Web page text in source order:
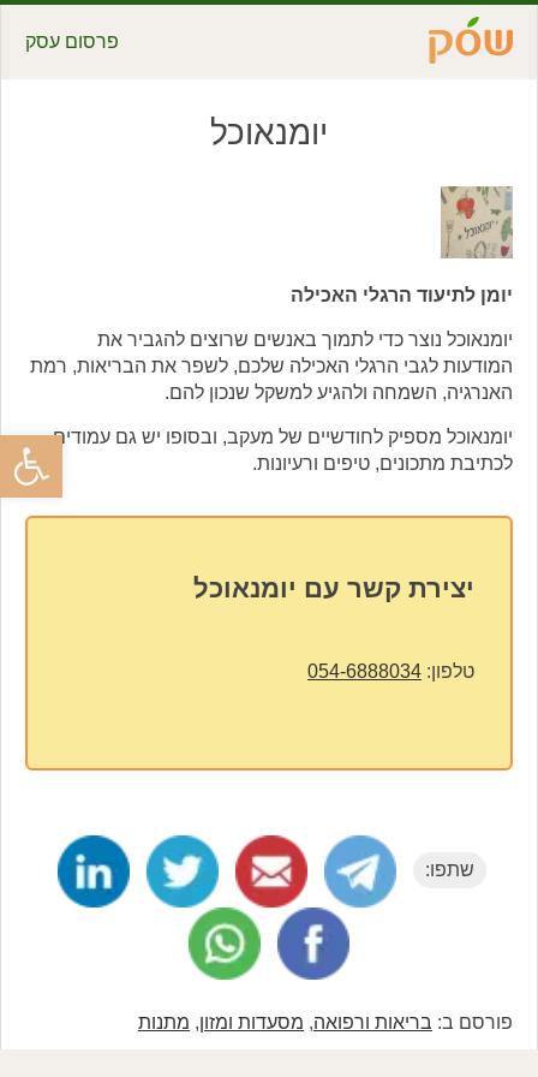
פתח
פרסום עסק
יומנאוכל
יומן לתיעוד הרגלי האכילה
יומנאוכל נוצר כדי לתמוך באנשים שרוצים להגביר את
המודעות לגבי הרגלי האכילה שלכם, לשפר את הבריאות, רמת
האנרגיה, השמחה ולהגיע למשקל שנכון להם.
יומנאוכל מספיק לחודשיים של מעקב, ובסופו יש גם עמודים
לכתיבת מתכונים, טיפים ורעיונות.
יצירת קשר עם יומנאוכל
טלפון: 054-6888034
שתפו:
פורסם ב: בריאות ורפואה, מסעדות ומזון, מתנות